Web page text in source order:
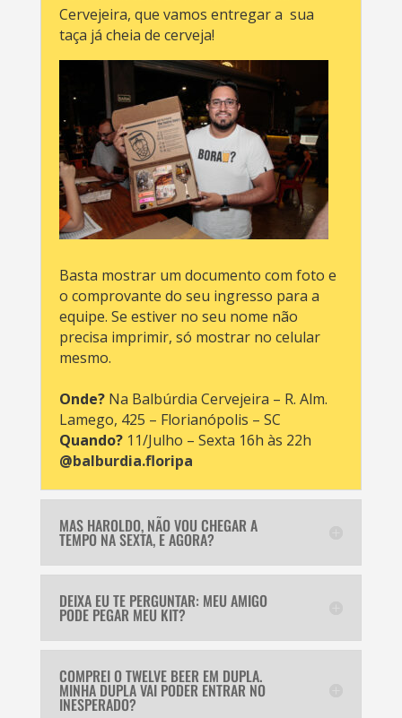
Cervejeira, que vamos entregar a sua
taça já cheia de cerveja!
Basta mostrar um documento com foto e
o comprovante do seu ingresso para a
equipe. Se estiver no seu nome não
precisa imprimir, só mostrar no celular
mesmo.
Onde? Na Balbúrdia Cervejeira – R. Alm.
Lamego, 425 – Florianópolis – SC
Quando?11/Julho – Sexta 16h às 22h
@balburdia.floripa
MAS HAROLDO, NÃO VOU CHEGAR A
TEMPO NA SEXTA, E AGORA?
DEIXA EU TE PERGUNTAR: MEU AMIGO
PODE PEGAR MEU KIT?
COMPREI O TWELVE BEER EM DUPLA.
MINHA DUPLA VAI PODER ENTRAR NO
INESPERADO?